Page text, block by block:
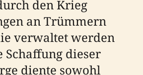
den Krieg
an Trümmern
verwaltet werden
Schaffung dieser
diente sowohl